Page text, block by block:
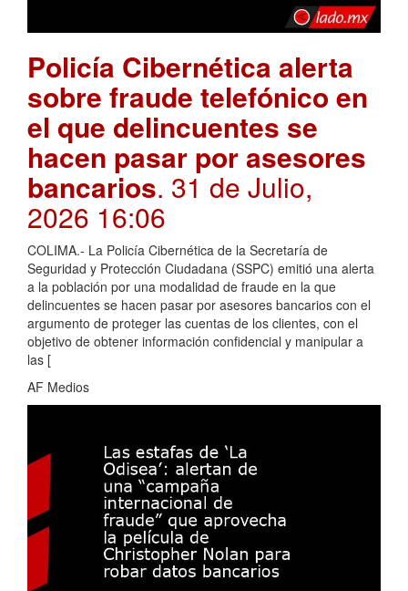
Policía Cibernética alerta
sobre fraude telefónico en
el que delincuentes se
hacen pasar por asesores
bancarios. 31 de Julio,
2026 16:06
COLIMA.- La Policía Cibernética de la Secretaría de
Seguridad y Protección Ciudadana (SSPC) emitió una alerta
a la población por una modalidad de fraude en la que
delincuentes se hacen pasar por asesores bancarios con el
argumento de proteger las cuentas de los clientes, con el
objetivo de obtener información confidencial y manipular a
las [
AF Medios